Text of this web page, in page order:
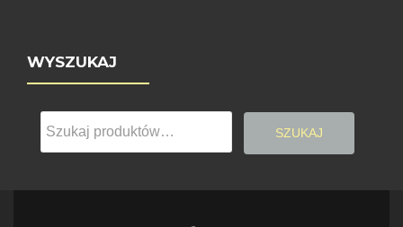
WYSZUKAJ
Szukaj:
SZUKAJ